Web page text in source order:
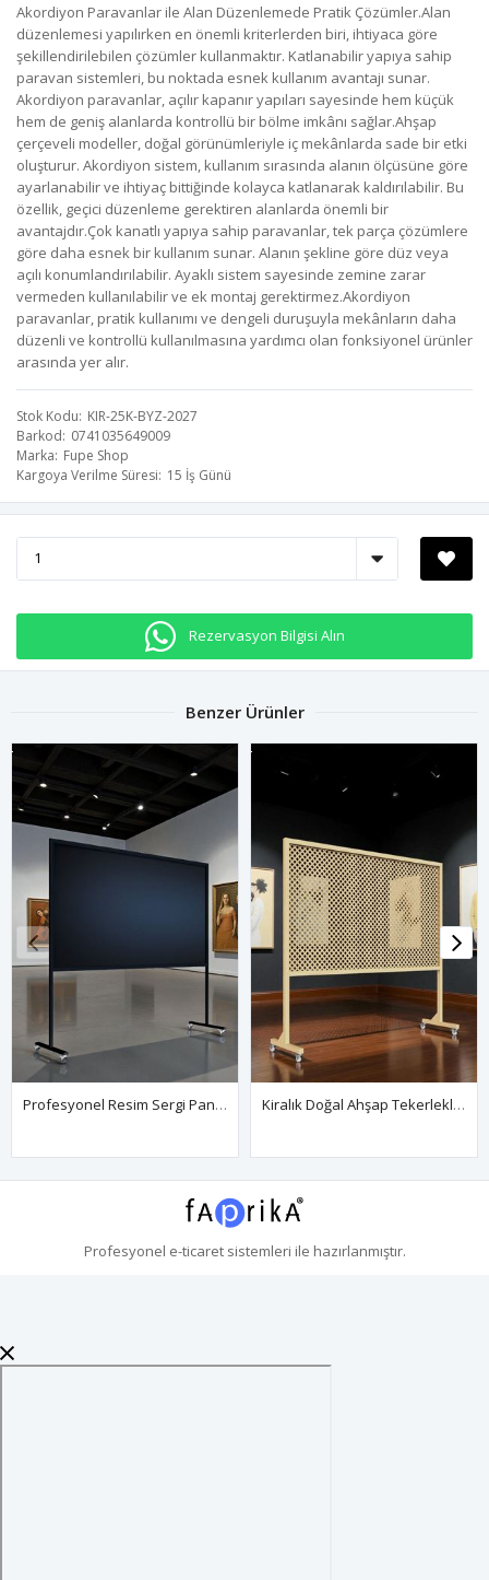
Akordiyon Paravanlar ile Alan Düzenlemede Pratik Çözümler.Alan
düzenlemesi yapılırken en önemli kriterlerden biri, ihtiyaca göre
şekillendirilebilen çözümler kullanmaktır. Katlanabilir yapıya sahip
paravan sistemleri, bu noktada esnek kullanım avantajı sunar.
Akordiyon paravanlar, açılır kapanır yapıları sayesinde hem küçük
hem de geniş alanlarda kontrollü bir bölme imkânı sağlar.Ahşap
çerçeveli modeller, doğal görünümleriyle iç mekânlarda sade bir etki
oluşturur. Akordiyon sistem, kullanım sırasında alanın ölçüsüne göre
ayarlanabilir ve ihtiyaç bittiğinde kolayca katlanarak kaldırılabilir. Bu
özellik, geçici düzenleme gerektiren alanlarda önemli bir
avantajdır.Çok kanatlı yapıya sahip paravanlar, tek parça çözümlere
göre daha esnek bir kullanım sunar. Alanın şekline göre düz veya
açılı konumlandırılabilir. Ayaklı sistem sayesinde zemine zarar
vermeden kullanılabilir ve ek montaj gerektirmez.Akordiyon
paravanlar, pratik kullanımı ve dengeli duruşuyla mekânların daha
düzenli ve kontrollü kullanılmasına yardımcı olan fonksiyonel ürünler
arasında yer alır.
Stok Kodu KIR-25K-BYZ-2027
Barkod 0741035649009
Marka Fupe Shop
Kargoya Verilme Süresi 15 İş Günü
Rezervasyon Bilgisi Alın
Benzer Ürünler
Profesyonel Resim Sergi Panosu Kiralama | MDF İç Panelli Kiralık Doğal Ahşap Tekerlekli Sanat Sergi Panosu Seperatör
Profesyonel e-ticaretsistemleri ile hazırlanmıştır.